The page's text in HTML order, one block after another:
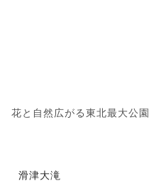
花と自然広がる東北最大公園
滑津大滝